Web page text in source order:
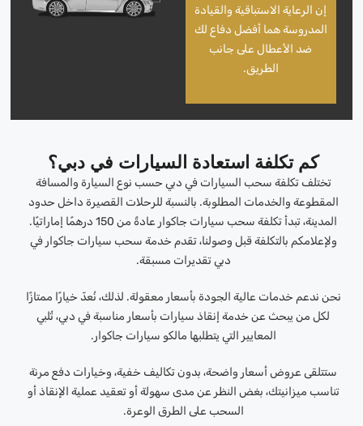
إن الرعاية الاستباقية والقيادة
المدروسة هما أفضل دفاع لك
ضد الأعطال على جانب
الطريق.
كم تكلفة استعادة السيارات في دبي؟
تختلف تكلفة سحب السيارات في دبي حسب نوع السيارة والمسافة
المقطوعة والخدمات المطلوبة. بالنسبة للرحلات القصيرة داخل حدود
المدينة، تبدأ تكلفة سحب سيارات جاكوار عادةً من 150 درهمًا إماراتيًا.
ولإعلامكم بالتكلفة قبل وصولنا، تقدم خدمة سحب سيارات جاكوار في
دبي تقديرات مسبقة.
نحن ندعم خدمات عالية الجودة بأسعار معقولة. لذلك، نُعدّ خيارًا ممتازًا
لكل من يبحث عن خدمة إنقاذ سيارات بأسعار مناسبة في دبي، تُلبي
المعايير التي يتطلبها مالكو سيارات جاكوار.
ستتلقى عروض أسعار واضحة، بدون تكاليف خفية، وخيارات دفع مرنة
تناسب ميزانيتك، بغض النظر عن مدى سهولة أو تعقيد عملية الإنقاذ أو
السحب على الطرق الوعرة.